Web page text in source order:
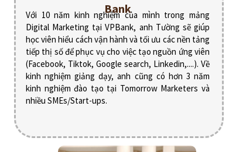
Với 10 năm kinh nghiệm của mình trong mảng
Digital Marketing tại VPBank, anh Tường sẽ giúp
học viên hiểu cách vận hành và tối ưu các nền tảng
tiếp thị số để phục vụ cho việc tạo nguồn ứng viên
(Facebook, Tiktok, Google search, Linkedin,....). Về
kinh nghiệm giảng dạy, anh cũng có hơn 3 năm
kinh nghiệm đào tạo tại Tomorrow Marketers và
nhiều SMEs/Start-ups.
Bank